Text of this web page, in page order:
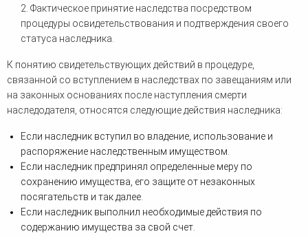
2. Фактическое принятие наследства посредством
процедуры освидетельствования и подтверждения своего
статуса наследника.
К понятию свидетельствующих действий в процедуре,
связанной со вступлением в наследствах по завещаниям или
на законных основаниях после наступления смерти
наследодателя, относятся следующие действия наследника:
Если наследник вступил во владение, использование и
распоряжение наследственным имуществом.
Если наследник предпринял определенные меру по
сохранению имущества, его защите от незаконных
посягательств и так далее.
Если наследник выполнил необходимые действия по
содержанию имущества за свой счет.